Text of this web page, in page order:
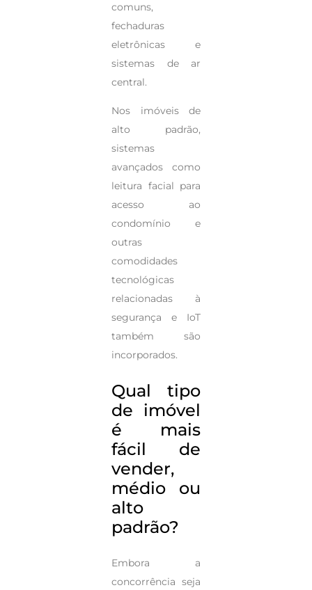
comuns,
fechaduras
eletrônicas e
sistemas de ar
central.
Nos imóveis de
alto padrão,
sistemas
avançados como
leitura facial para
acesso ao
condomínio e
outras
comodidades
tecnológicas
relacionadas à
segurança e IoT
também são
incorporados.
Qual tipo
de imóvel
é mais
fácil de
vender,
médio ou
alto
padrão?
Embora a
concorrência seja